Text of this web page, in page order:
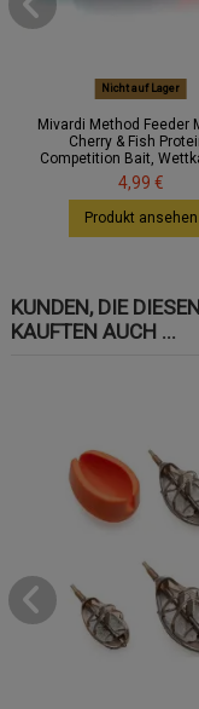
Nicht auf Lager
Mivardi Method Feeder
Cherry & Fish
Competition Bait,
4,99 €
Produkt ansehen
KUNDEN, DIE
KAUFTEN AUCH ...